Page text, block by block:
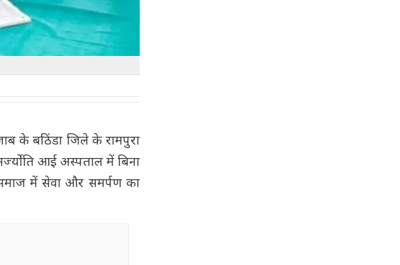
के बठिंडा जिले के रामपुरा
आई अस्पताल में बिना
में सेवा और समर्पण का